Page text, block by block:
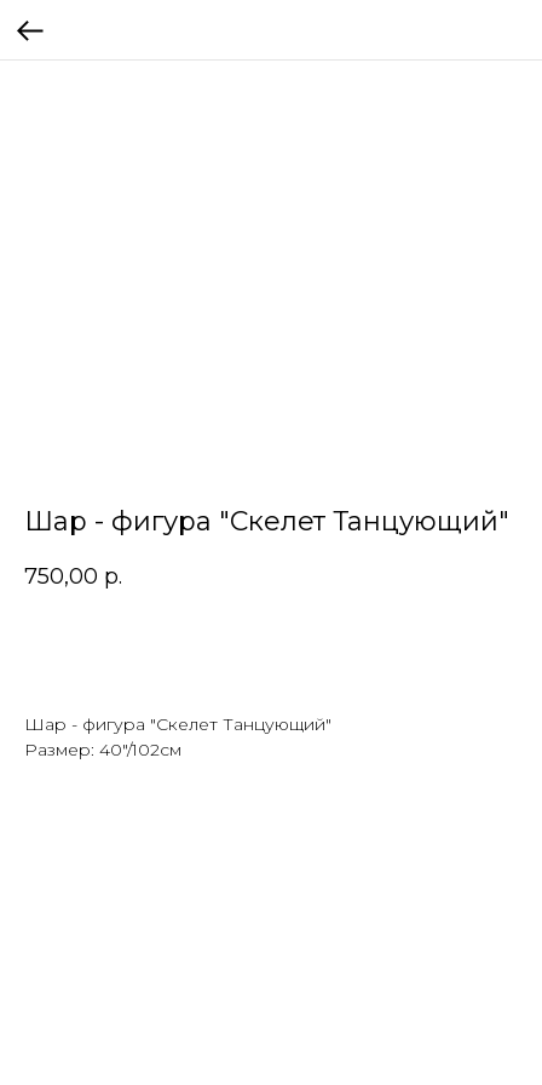
Шар - фигура "Скелет Танцующий"
750,00 р.
Шар - фигура "Скелет Танцующий"
Размер: 40"/102см